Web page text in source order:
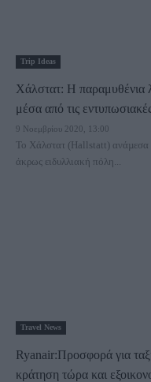
Trip Ideas
Χάλστατ: Η παραμυθένια
μέσα από τις
9 Νοεμβρίου 2020, 13:00
Το Χάλστατ (Hallstatt) ανάµεσα
άκρως ειδυλλιακή πόλη...
Travel News
Ryanair:Προσφορά για
κράτηση τώρα και